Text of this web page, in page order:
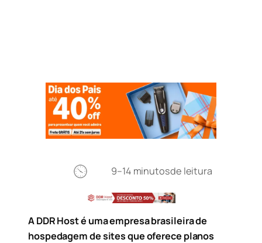
9–14 minutosde leitura
A DDR Host é uma empresa brasileira de
hospedagem de sites que oferece planos